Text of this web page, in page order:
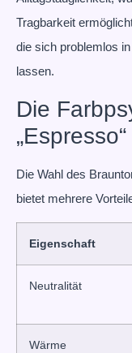
Tragbarkeit
die sich problemlos
lassen.
Die
„Espresso“
Die Wahl des
bietet mehrere
Eigenschaft
Neutralität
Wärme